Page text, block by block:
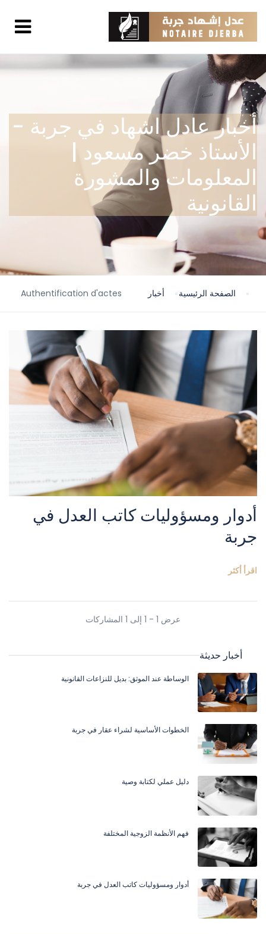
أخبار عادل اشهاد في جربة -
الأستاذ خضر مسعود |
المعلومات والمشورة
القانونية
الصفحة الرئيسية أخبار Authentification d'actes
أدوار ومسؤوليات كاتب العدل في
جربة
اقرأ أكثر
عرض 1 - 1 إلى 1 المشاركات
أخبار حديثة
الوساطة عند الموثق: بديل للنزاعات القانونية
الخطوات الأساسية لشراء عقار في جربة
دليل عملي لكتابة وصية
فهم الأنظمة الزوجية المختلفة
أدوار ومسؤوليات كاتب العدل في جربة